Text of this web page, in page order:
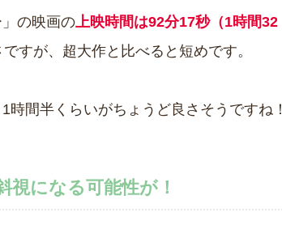
の映画の上映時間は92分17秒（1時間32
すが、超大作と比べると短めです。
間半くらいがちょうど良さそうですね！
視になる可能性が！